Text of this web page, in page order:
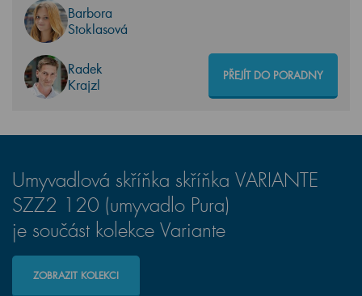
Barbora
Stoklasová
Radek
Krajzl
PŘEJÍT DO PORADNY
Umyvadlová skříňka skříňka VARIANTE
SZZ2 120 (umyvadlo Pura)
je součást kolekce Variante
ZOBRAZIT KOLEKCI